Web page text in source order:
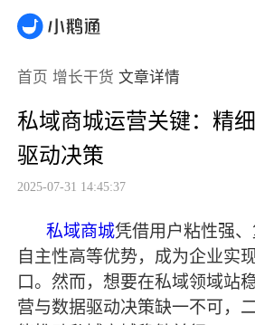
首页 增长干货 文章详情
私域商城运营关键：精
驱动决策
2025-07-31 14:45:37
私域商城凭借用户粘性强
自主性高等优势，成为企业实
口。然而，想要在私域领域站
营与数据驱动决策缺一不可，